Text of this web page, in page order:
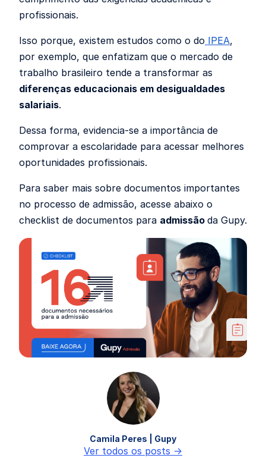
profissionais.
Isso porque, existem estudos como o do IPEA,
por exemplo, que enfatizam que o mercado de
trabalho brasileiro tende a transformar as
diferenças educacionais em desigualdades
salariais.
Dessa forma, evidencia-se a importância de
comprovar a escolaridade para acessar melhores
oportunidades profissionais.
Para saber mais sobre documentos importantes
no processo de admissão, acesse abaixo o
checklist de documentos para admissão da Gupy.
Camila Peres | Gupy
Ver todos os posts ->